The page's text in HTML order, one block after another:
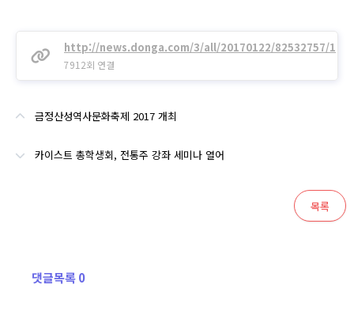
http://news.donga.com/3/all/20170122/82532757/1
7912회 연결
금정산성역사문화축제 2017 개최
카이스트 총학생회, 전통주 강좌 세미나 열어
목록
댓글목록 0